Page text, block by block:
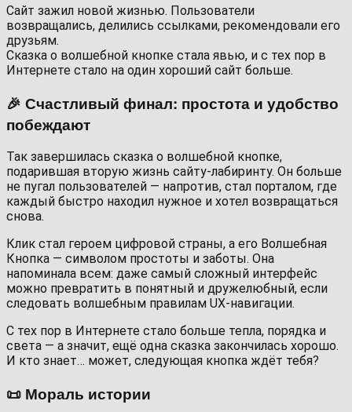
Сайт зажил новой жизнью. Пользователи
возвращались, делились ссылками, рекомендовали его
друзьям.
Сказка о волшебной кнопке стала явью, и с тех пор в
Интернете стало на один хороший сайт больше.
🎉 Счастливый финал: простота и удобство
побеждают
Так завершилась сказка о волшебной кнопке,
подарившая вторую жизнь сайту-лабиринту. Он больше
не пугал пользователей — напротив, стал порталом, где
каждый быстро находил нужное и хотел возвращаться
снова.
Клик стал героем цифровой страны, а его Волшебная
Кнопка — символом простоты и заботы. Она
напоминала всем: даже самый сложный интерфейс
можно превратить в понятный и дружелюбный, если
следовать волшебным правилам UX-навигации.
С тех пор в Интернете стало больше тепла, порядка и
света — а значит, ещё одна сказка закончилась хорошо.
И кто знает… может, следующая кнопка ждёт тебя?
📜 Мораль истории